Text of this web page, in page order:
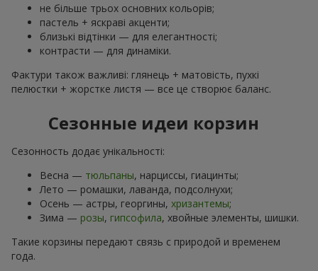
не більше трьох основних кольорів;
пастель + яскраві акценти;
близькі відтінки — для елегантності;
контрасти — для динаміки.
Фактури також важливі: глянець + матовість, пухкі
пелюстки + жорстке листя — все це створює баланс.
Сезонные идеи корзин
Сезонность додає унікальності:
Весна — тюльпаны, нарциссы, гиацинты;
Лето — ромашки, лаванда, подсолнухи;
Осень — астры, георгины, хризантемы;
Зима — розы, гипсофила, хвойные элементы, шишки.
Такие корзины передают связь с природой и временем
года.